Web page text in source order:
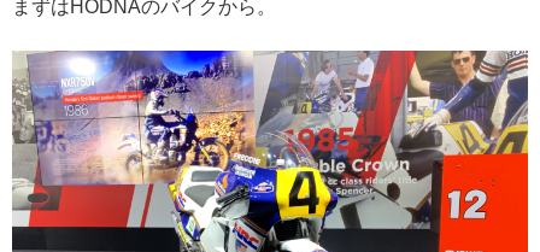
まずはHODNAのバイクから。